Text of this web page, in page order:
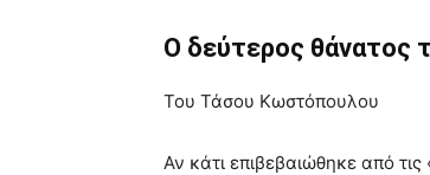
Ο δεύτερος θάνατος
Του Τάσου Κωστόπουλου
Αν κάτι επιβεβαιώθηκε από